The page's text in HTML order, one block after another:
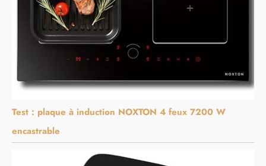
Test : plaque à induction NOXTON 4 feux 7200 W
encastrable